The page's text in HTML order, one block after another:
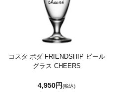
コスタ ボダ FRIENDSHIP ビール
グラス CHEERS
4,950円(税込)